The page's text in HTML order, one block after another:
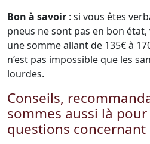
Bon à savoir : si vous êtes
pneus ne sont pas en bon
une somme allant de 135€ à
n’est pas impossible que les
lourdes.
Conseils,
sommes aussi là
questions concernant